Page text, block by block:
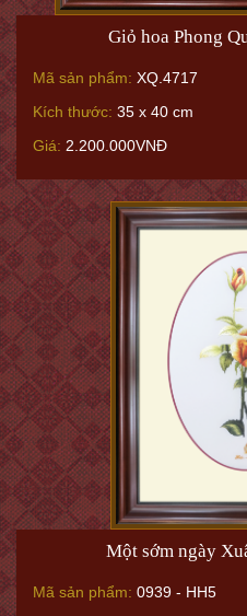
Giỏ hoa Phong
Mã sản phẩm: XQ.4717
Kích thước: 35 x 40 cm
Giá: 2.200.000VNĐ
Một sớm ngày
Mã sản phẩm: 0939 - HH5